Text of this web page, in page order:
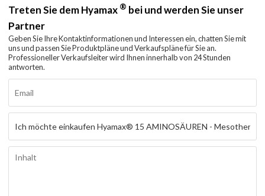
Treten Sie dem Hyamax ® bei und werden Sie unser
Partner
Geben Sie Ihre Kontaktinformationen und Interessen ein, chatten Sie mit
uns und passen Sie Produktpläne und Verkaufspläne für Sie an.
Professioneller Verkaufsleiter wird Ihnen innerhalb von 24 Stunden
antworten.